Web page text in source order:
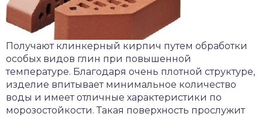
Получают клинкерный кирпич путем обработки
особых видов глин при повышенной
температуре. Благодаря очень плотной структуре,
изделие впитывает минимальное количество
воды и имеет отличные характеристики по
морозостойкости. Такая поверхность прослужит